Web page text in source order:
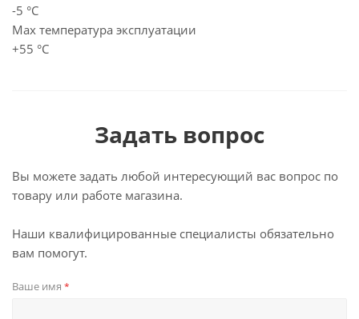
-5 °С
Мах температура эксплуатации
+55 °С
Задать вопрос
Вы можете задать любой интересующий вас вопрос по
товару или работе магазина.
Наши квалифицированные специалисты обязательно
вам помогут.
Ваше имя *